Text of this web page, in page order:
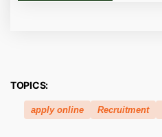
TOPICS:
apply online Recruitment